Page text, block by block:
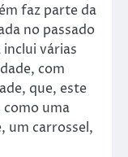
faz parte da
no passado
várias
com
que, este
uma
um carrossel,